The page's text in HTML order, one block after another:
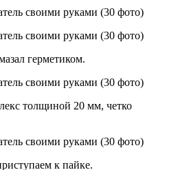
герметиком.
толщиной 20 мм, четко
к пайке.